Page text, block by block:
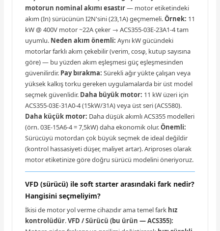
motorun nominal akımı esastır— motor etiketindeki
akım (In) sürücünün I2N'sini (23,1A) geçmemeli.Örnek: 11
kW @ 400V motor ~22A çeker → ACS355-03E-23A1-4 tam
uyumlu. Neden akım önemli: Aynı kW gücündeki
motorlar farklı akım çekebilir (verim, cosφ, kutup sayısına
göre) — bu yüzden akım eşleşmesi güç eşleşmesinden
güvenilirdir. Pay bırakma: Sürekli ağır yükte çalışan veya
yüksek kalkış torku gereken uygulamalarda bir üst model
seçmek güvenlidir. Daha büyük motor: 11 kW üzeri için
ACS355-03E-31A0-4 (15kW/31A) veya üst seri (ACS580).
Daha küçük motor: Daha düşük akımlı ACS355 modelleri
(örn. 03E-15A6-4 = 7,5kW) daha ekonomik olur.Önemli:
Sürücüyü motordan çok büyük seçmek de ideal değildir
(kontrol hassasiyeti düşer, maliyet artar). Ariproses olarak
motor etiketinize göre doğru sürücü modelini öneriyoruz.
VFD (sürücü) ile soft starter arasındaki fark nedir?
Hangisini seçmeliyim?
İkisi de motor yol verme cihazıdır ama temel fark hız
kontrolüdür.VFD / Sürücü (bu ürün — ACS355):